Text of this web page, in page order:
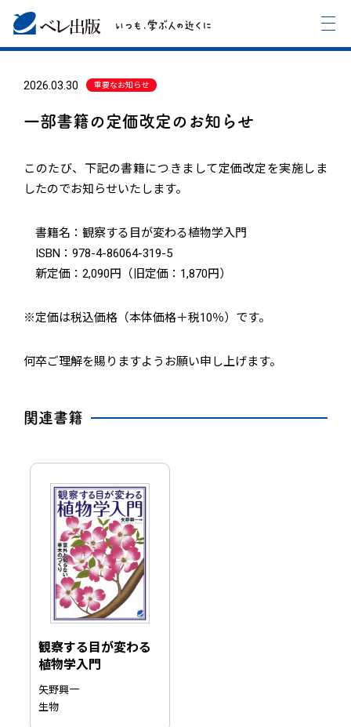
2026.03.30 重要なお知らせ
一部書籍の定価改定のお知らせ
このたび、下記の書籍につきまして定価改定を実施しま
したのでお知らせいたします。
書籍名：観察する目が変わる植物学入門
ISBN：978-4-86064-319-5
新定価：2,090円（旧定価：1,870円）
※定価は税込価格（本体価格＋税10％）です。
何卒ご理解を賜りますようお願い申し上げます。
関連書籍
観察する目が変わる
植物学入門
矢野興一
生物